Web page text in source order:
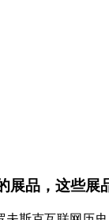
品，这些展